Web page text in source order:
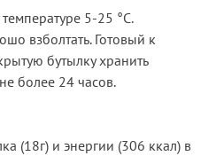
5-25 °С.
взболтать. Готовый к
бутылку хранить
более 24 часов.
(18г) и энергии (306 ккал) в